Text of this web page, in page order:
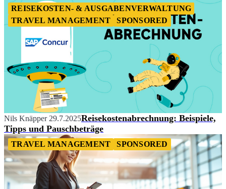
REISEKOSTEN- & AUSGABENVERWALTUNG
TRAVEL MANAGEMENT
SPONSORED
Nils Knäpper 29.7.2025Reisekostenabrechnung: Beispiele,
Tipps und Pauschbeträge
TRAVEL MANAGEMENT SPONSORED